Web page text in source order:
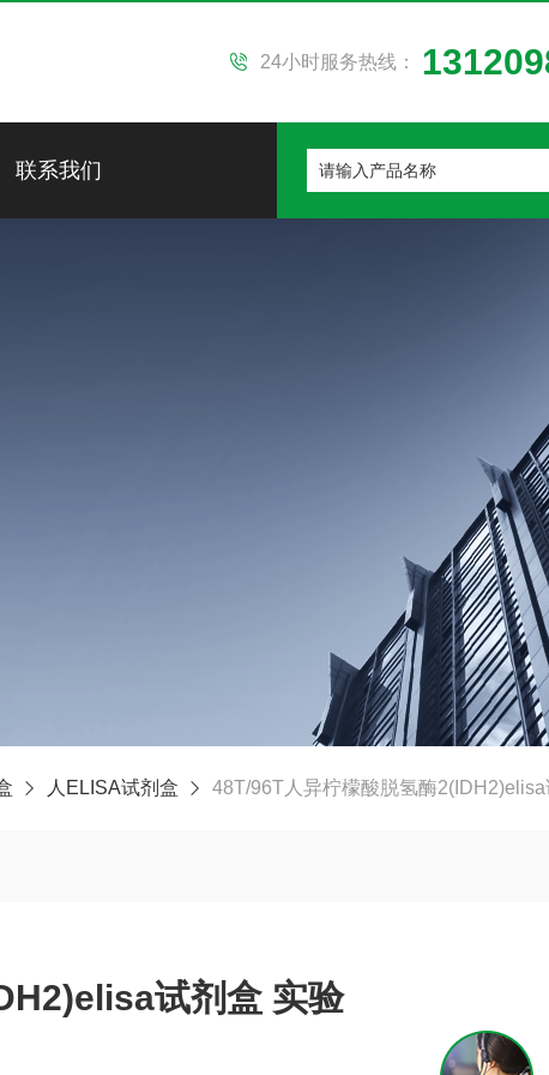
24小时服务热线：
联系我们
人ELISA试剂盒 48T/96T人异柠檬酸脱氢酶
试剂盒 实验